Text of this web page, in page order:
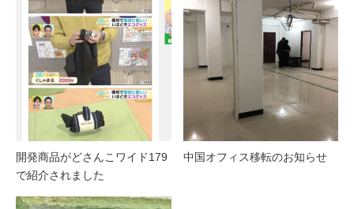
開発商品がどさんこワイド179
で紹介されました
中国オフィス移転のお知らせ